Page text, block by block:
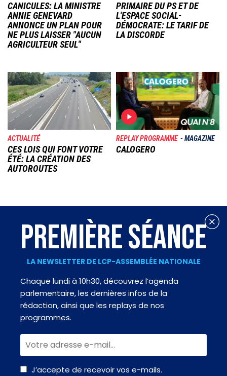
CANICULES: LA MINISTRE
ANNIE GENEVARD
ANNONCE UN PLAN POUR
NE PLUS LAISSER "AUCUN
AGRICULTEUR SEUL"
PRIMAIRE DU PS ET DE
L'ESPACE SOCIAL-
DÉMOCRATE: LE TARIF DE
LA DISCORDE
Image
ACTUALITÉ
CES LOIS QUI FONT VOTRE
ÉTÉ: LA CRÉATION DES
AUTOROUTES
Image
REPLAY PROGRAMME MAGAZINE
CALOGERO
PREMIÈRE SÉANCE
LA NEWSLETTER DE LCP-ASSEMBLÉE NATIONALE
Chaque lundi à 10h30, découvrez l’agenda
parlementaire, les dernières infos de la
rédaction, ainsi que les replays de nos
programmes.
J’accepte de recevoir vos e-mails.